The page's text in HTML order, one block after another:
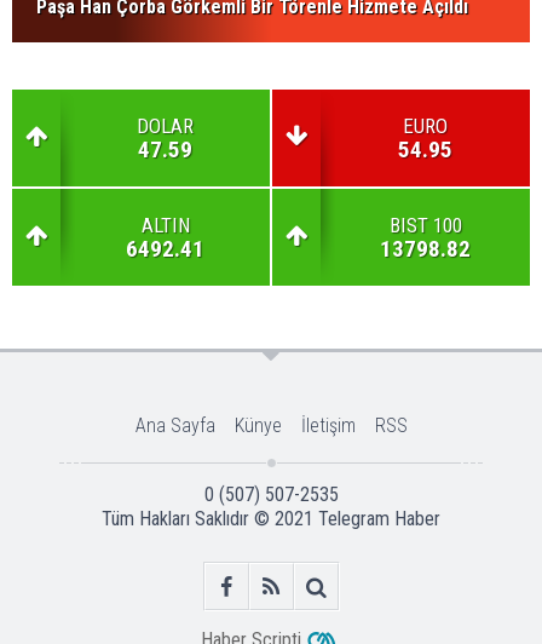
Paşa Han Çorba Görkemli Bir Törenle Hizmete Açıldı
DOLAR
47.59
EURO
54.95
ALTIN
6492.41
BIST 100
13798.82
Ana Sayfa Künye İletişim RSS
0 (507) 507-2535
Tüm Hakları Saklıdır © 2021 Telegram Haber